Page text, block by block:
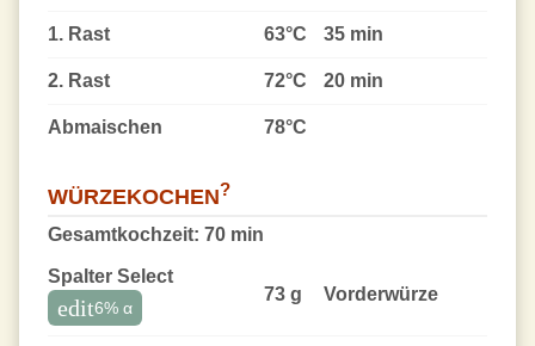
1. Rast 63°C 35 min
2. Rast 72°C 20 min
Abmaischen 78°C
WÜRZEKOCHEN?
Gesamtkochzeit: 70 min
Spalter Select
edit6% α
73 g Vorder­würze